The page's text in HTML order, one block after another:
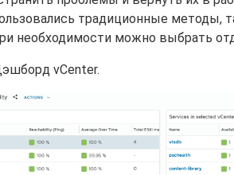
традиционные методы,
необходимости можно выбрать
vCenter.